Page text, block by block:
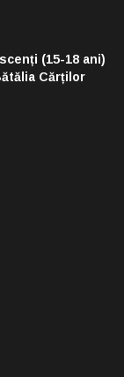
(15-18 ani)
Cărților